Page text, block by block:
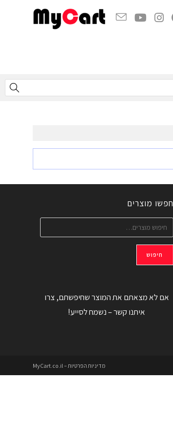
חפשו מוצרים
חיפוש
אם לא מצאתם את המוצר שחיפשתם, צרו
איתנו קשר – נשמח לסייע!
מדיניות הפרטיות – MyCart.co.il